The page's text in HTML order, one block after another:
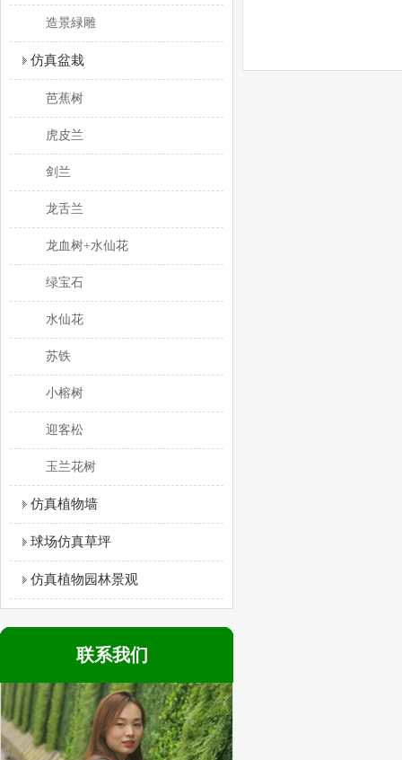
造景緑雕
仿真盆栽
芭蕉树
虎皮兰
剑兰
龙舌兰
龙血树+水仙花
绿宝石
水仙花
苏铁
小榕树
迎客松
玉兰花树
仿真植物墙
球场仿真草坪
仿真植物园林景观
联系我们